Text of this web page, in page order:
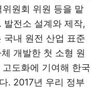
원회 위원 등을 맡
발전소 설계와 제작,
국내 원전 산업 표준
개발한 첫 소형 원
고도화에 기여해 한국
. 2017년 우리 정부